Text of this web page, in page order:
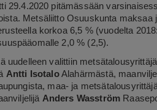
29.4.2020 pitämässään
Metsäliitto Osuuskunta maksaa
korkoa 6,5 % (vuodelta
2,0 % (2,5).
uudelleen valittiin
Antti IsotaloAlahärmästä,
maa- ja
Anders Wasström